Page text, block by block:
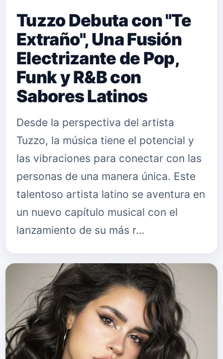
Tuzzo Debuta con "Te
Extraño", Una Fusión
Electrizante de Pop,
Funk y R&B con
Sabores Latinos
Desde la perspectiva del artista
Tuzzo, la música tiene el potencial y
las vibraciones para conectar con las
personas de una manera única. Este
talentoso artista latino se aventura en
un nuevo capítulo musical con el
lanzamiento de su más r…